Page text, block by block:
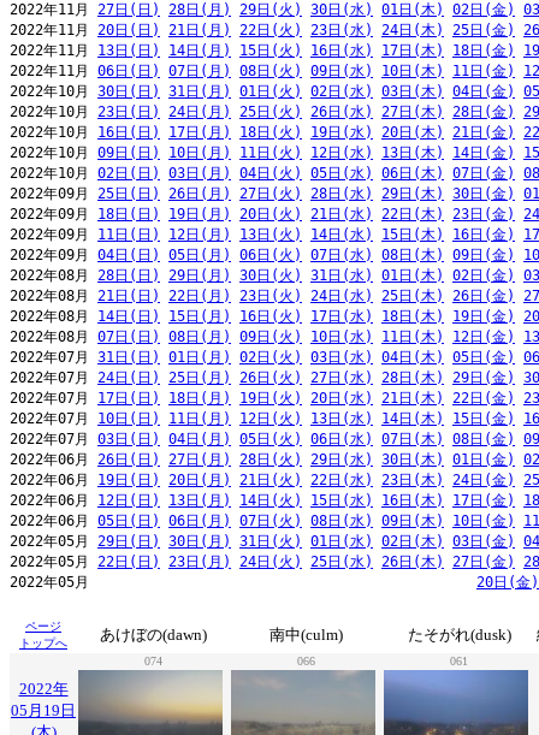
2022年11月 27日(日) 28日(月) 29日(火) 30日(水) 01日(木) 02日(金)
2022年11月 20日(日) 21日(月) 22日(火) 23日(水) 24日(木) 25日(金)
2022年11月 13日(日) 14日(月) 15日(火) 16日(水) 17日(木) 18日(金)
2022年11月 06日(日) 07日(月) 08日(火) 09日(水) 10日(木) 11日(金)
2022年10月 30日(日) 31日(月) 01日(火) 02日(水) 03日(木) 04日(金)
2022年10月 23日(日) 24日(月) 25日(火) 26日(水) 27日(木) 28日(金)
2022年10月 16日(日) 17日(月) 18日(火) 19日(水) 20日(木) 21日(金)
2022年10月 09日(日) 10日(月) 11日(火) 12日(水) 13日(木) 14日(金)
2022年10月 02日(日) 03日(月) 04日(火) 05日(水) 06日(木) 07日(金)
2022年09月 25日(日) 26日(月) 27日(火) 28日(水) 29日(木) 30日(金)
2022年09月 18日(日) 19日(月) 20日(火) 21日(水) 22日(木) 23日(金)
2022年09月 11日(日) 12日(月) 13日(火) 14日(水) 15日(木) 16日(金)
2022年09月 04日(日) 05日(月) 06日(火) 07日(水) 08日(木) 09日(金)
2022年08月 28日(日) 29日(月) 30日(火) 31日(水) 01日(木) 02日(金)
2022年08月 21日(日) 22日(月) 23日(火) 24日(水) 25日(木) 26日(金)
2022年08月 14日(日) 15日(月) 16日(火) 17日(水) 18日(木) 19日(金)
2022年08月 07日(日) 08日(月) 09日(火) 10日(水) 11日(木) 12日(金)
2022年07月 31日(日) 01日(月) 02日(火) 03日(水) 04日(木) 05日(金)
2022年07月 24日(日) 25日(月) 26日(火) 27日(水) 28日(木) 29日(金)
2022年07月 17日(日) 18日(月) 19日(火) 20日(水) 21日(木) 22日(金)
2022年07月 10日(日) 11日(月) 12日(火) 13日(水) 14日(木) 15日(金)
2022年07月 03日(日) 04日(月) 05日(火) 06日(水) 07日(木) 08日(金)
2022年06月 26日(日) 27日(月) 28日(火) 29日(水) 30日(木) 01日(金)
2022年06月 19日(日) 20日(月) 21日(火) 22日(水) 23日(木) 24日(金)
2022年06月 12日(日) 13日(月) 14日(火) 15日(水) 16日(木) 17日(金)
2022年06月 05日(日) 06日(月) 07日(火) 08日(水) 09日(木) 10日(金)
2022年05月 29日(日) 30日(月) 31日(火) 01日(水) 02日(木) 03日(金)
2022年05月 22日(日) 23日(月) 24日(火) 25日(水) 26日(木) 27日(金)
2022年05月 20日(金)
ページ
トップへ
あけぼの(dawn) 南中(culm) たそがれ(dusk)
074 066 061
2022年
05月19日